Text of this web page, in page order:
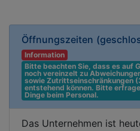
Öffnungszeiten
Information
Bitte beachten Sie, dass es auf
noch vereinzelt zu
sowie Zutrittseinschränkungen
entstehend können. Bitte
Dinge beim Personal.
Das Unternehmen ist